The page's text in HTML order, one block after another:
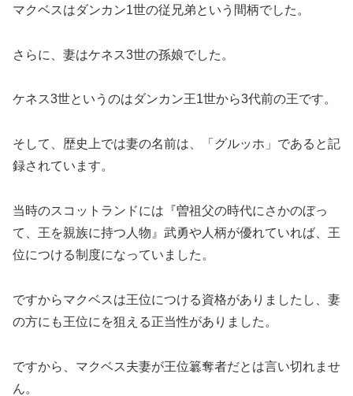
マクベスはダンカン1世の従兄弟という間柄でした。
さらに、妻はケネス3世の孫娘でした。
ケネス3世というのはダンカン王1世から3代前の王です。
そして、歴史上では妻の名前は、「グルッホ」であると記
録されています。
当時のスコットランドには『曽祖父の時代にさかのぼっ
て、王を親族に持つ人物』武勇や人柄が優れていれば、王
位につける制度になっていました。
ですからマクベスは王位につける資格がありましたし、妻
の方にも王位にを狙える正当性がありました。
ですから、マクベス夫妻が王位簒奪者だとは言い切れませ
ん。